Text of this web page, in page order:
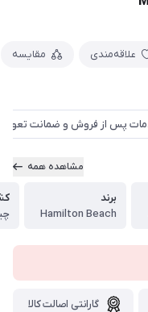
علاقه‌مندی مقایسه
مشاهده همه
برند
Hamilton Beach
گارانتی اصالت کالا